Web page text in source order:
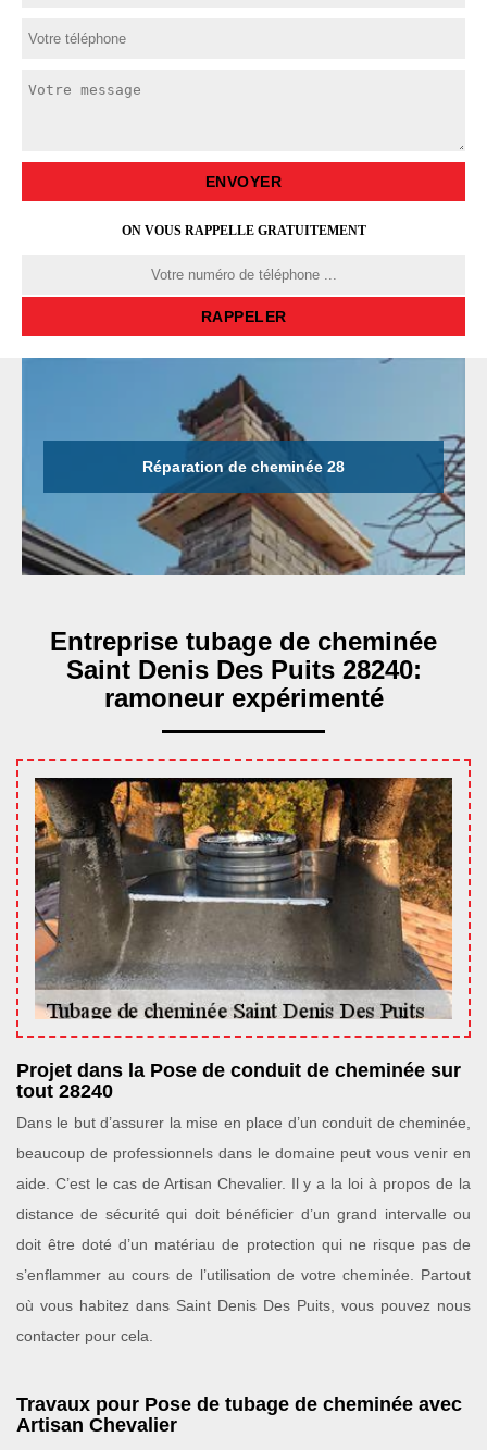
ON VOUS RAPPELLE GRATUITEMENT
Réparation de cheminée 28
Entreprise tubage de cheminée
Saint Denis Des Puits 28240:
ramoneur expérimenté
Projet dans la Pose de conduit de cheminée sur
tout 28240
Dans le but d’assurer la mise en place d’un conduit de cheminée,
beaucoup de professionnels dans le domaine peut vous venir en
aide. C’est le cas de Artisan Chevalier. Il y a la loi à propos de la
distance de sécurité qui doit bénéficier d’un grand intervalle ou
doit être doté d’un matériau de protection qui ne risque pas de
s’enflammer au cours de l’utilisation de votre cheminée. Partout
où vous habitez dans Saint Denis Des Puits, vous pouvez nous
contacter pour cela.
Travaux pour Pose de tubage de cheminée avec
Artisan Chevalier